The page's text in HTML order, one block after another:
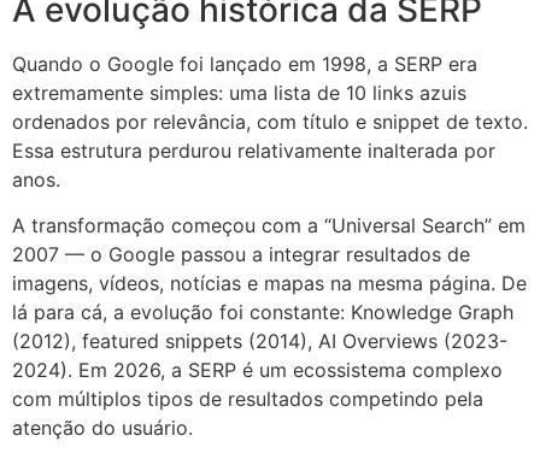
A evolução histórica da SERP
Quando o Google foi lançado em 1998, a SERP era
extremamente simples: uma lista de 10 links azuis
ordenados por relevância, com título e snippet de texto.
Essa estrutura perdurou relativamente inalterada por
anos.
A transformação começou com a “Universal Search” em
2007 — o Google passou a integrar resultados de
imagens, vídeos, notícias e mapas na mesma página. De
lá para cá, a evolução foi constante: Knowledge Graph
(2012), featured snippets (2014), AI Overviews (2023-
2024). Em 2026, a SERP é um ecossistema complexo
com múltiplos tipos de resultados competindo pela
atenção do usuário.